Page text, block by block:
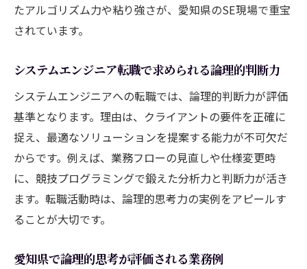
たアルゴリズム力や粘り強さが、愛知県のSE現場で重宝
されています。
システムエンジニア転職で求められる論理的判断力
システムエンジニアへの転職では、論理的判断力が評価
基準となります。理由は、クライアントの要件を正確に
捉え、最適なソリューションを提案する能力が不可欠だ
からです。例えば、業務フローの見直しや仕様変更時
に、競技プログラミングで鍛えた分析力と判断力が活き
ます。転職活動時は、論理的思考力の実例をアピールす
ることが大切です。
愛知県で論理的思考が評価される業務例